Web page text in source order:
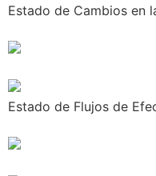
Estado de Cambios en
Estado de Flujos de